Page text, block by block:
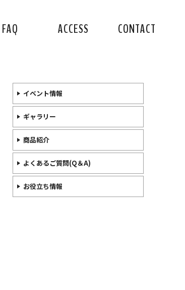
FAQ ACCESS CONTACT
イベント情報
ギャラリー
商品紹介
よくあるご質問(Q＆A)
お役立ち情報